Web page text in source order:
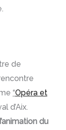
de
“Opéra et
d’Aix.
du